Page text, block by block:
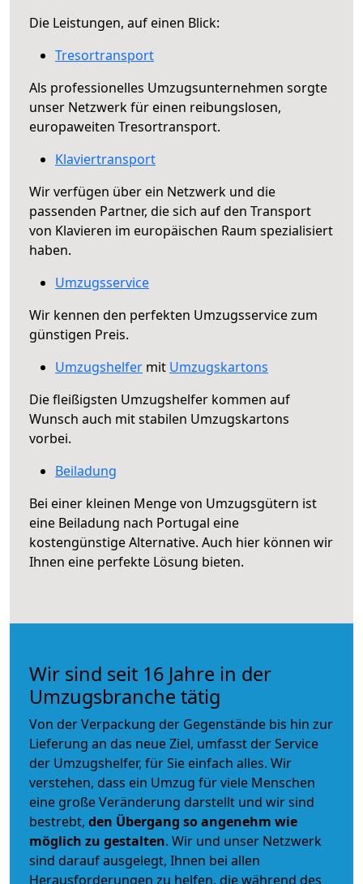
Die Leistungen, auf einen Blick:
Tresortransport
Als professionelles Umzugsunternehmen sorgte
unser Netzwerk für einen reibungslosen,
europaweiten Tresortransport.
Klaviertransport
Wir verfügen über ein Netzwerk und die
passenden Partner, die sich auf den Transport
von Klavieren im europäischen Raum spezialisiert
haben.
Umzugsservice
Wir kennen den perfekten Umzugsservice zum
günstigen Preis.
Umzugshelfer mit Umzugskartons
Die fleißigsten Umzugshelfer kommen auf
Wunsch auch mit stabilen Umzugskartons
vorbei.
Beiladung
Bei einer kleinen Menge von Umzugsgütern ist
eine Beiladung nach Portugal eine
kostengünstige Alternative. Auch hier können wir
Ihnen eine perfekte Lösung bieten.
Wir sind seit 16 Jahre in der
Umzugsbranche tätig
Von der Verpackung der Gegenstände bis hin zur
Lieferung an das neue Ziel, umfasst der Service
der Umzugshelfer, für Sie einfach alles. Wir
verstehen, dass ein Umzug für viele Menschen
eine große Veränderung darstellt und wir sind
bestrebt, den Übergang so angenehm wie
möglich zu gestalten. Wir und unser Netzwerk
sind darauf ausgelegt, Ihnen bei allen
Herausforderungen zu helfen, die während des